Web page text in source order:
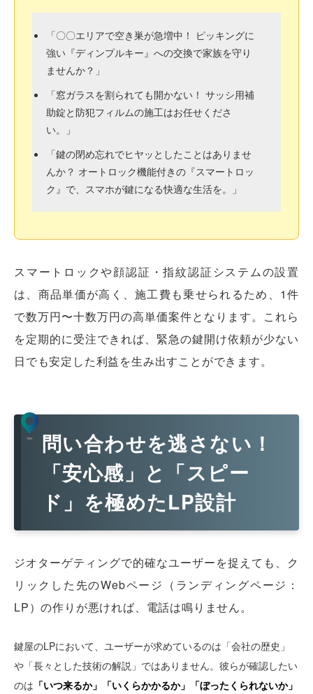
「〇〇エリアで空き巣が急増中！ ピッキングに
強い『ディンプルキー』への交換で家族を守り
ませんか？」
「窓ガラスを割られても開かない！ サッシ用補
助錠と防犯フィルムの施工はお任せくださ
い。」
「鍵の閉め忘れでヒヤッとしたことはありませ
んか？ オートロック機能付きの『スマートロッ
ク』で、スマホが鍵になる快適な生活を。」
スマートロックや顔認証・指紋認証システムの設置
は、商品単価が高く、施工費も乗せられるため、1件
で数万円〜十数万円の高単価案件となります。これら
を定期的に受注できれば、緊急の鍵開け依頼が少ない
日でも安定した利益を生み出すことができます。
問い合わせを逃さない！
「安心感」と「スピー
ド」を極めたLP設計
ジオターゲティングで的確なユーザーを捉えても、ク
リックした先のWebページ（ランディングページ：
LP）の作りが悪ければ、電話は鳴りません。
鍵屋のLPにおいて、ユーザーが求めているのは「会社の歴史」
や「長々とした技術の解説」ではありません。彼らが確認したい
のは 「いつ来るか」「いくらかかるか」「ぼったくられないか」